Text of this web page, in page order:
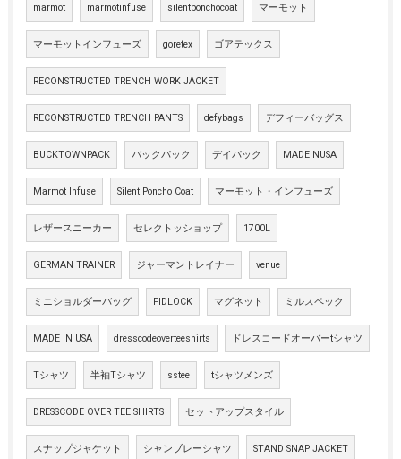
marmot marmotinfuse silentponchocoat マーモット
マーモットインフューズ goretex ゴアテックス
RECONSTRUCTED TRENCH WORK JACKET
RECONSTRUCTED TRENCH PANTS defybags デフィーバッグス
BUCKTOWNPACK バックパック デイパック MADEINUSA
Marmot Infuse Silent Poncho Coat マーモット・インフューズ
レザースニーカー セレクトッショップ 1700L
GERMAN TRAINER ジャーマントレイナー venue
ミニショルダーバッグ FIDLOCK マグネット ミルスペック
MADE IN USA dresscodeoverteeshirts ドレスコードオーバーtシャツ
Tシャツ 半袖Tシャツ sstee tシャツメンズ
DRESSCODE OVER TEE SHIRTS セットアップスタイル
スナップジャケット シャンブレーシャツ STAND SNAP JACKET